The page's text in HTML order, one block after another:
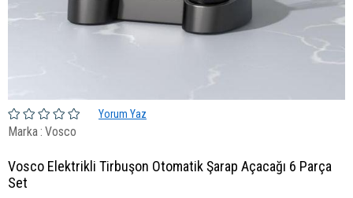
Yorum Yaz
Marka: Vosco
Vosco Elektrikli Tirbuşon Otomatik Şarap Açacağı 6 Parça
Set